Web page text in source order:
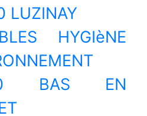
LUZINAY
HYGIèNE
BAS EN